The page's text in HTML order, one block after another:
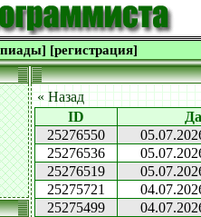
[регистрация]
« Назад
ID
25276550
25276536
25276519
25275721
25275499